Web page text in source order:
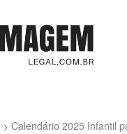
Calendário 2025 Infantil